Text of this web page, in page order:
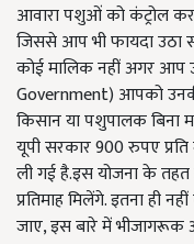
आवारा पशुओं को कंट्रोल
जिससे आप भी फायदा उठा
कोई मालिक नहीं अगर आप
Government) आपको
किसान या पशुपालक बिना
यूपी सरकार 900 रुपए
ली गई है.इस योजना के
प्रतिमाह मिलेंगे. इतना ही
जाए, इस बारे में भीजागरूक